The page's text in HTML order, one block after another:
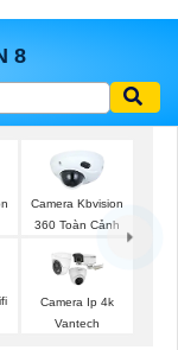
8
Camera Kbvision
360 Toàn Cảnh
Camera Ip 4k
Vantech